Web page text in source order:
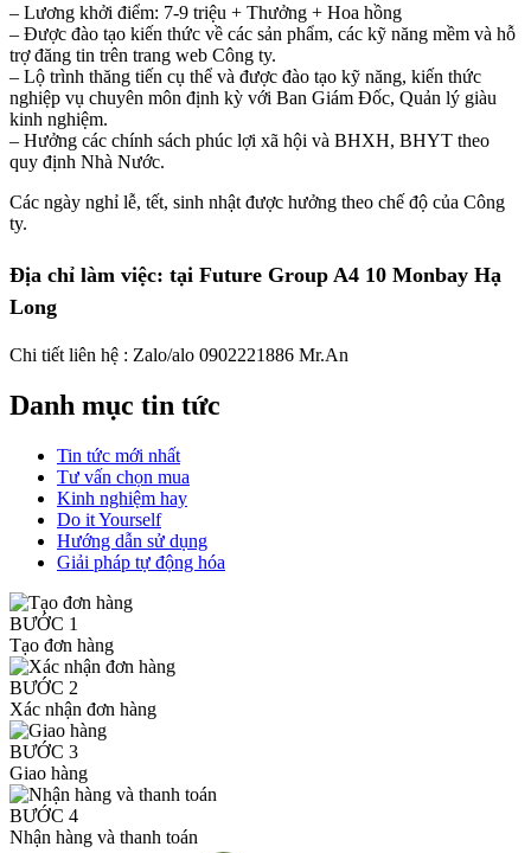
– Lương khởi điểm: 7-9 triệu + Thưởng + Hoa hồng
– Được đào tạo kiến thức về các sản phẩm, các kỹ năng mềm và hỗ
trợ đăng tin trên trang web Công ty.
– Lộ trình thăng tiến cụ thể và được đào tạo kỹ năng, kiến thức
nghiệp vụ chuyên môn định kỳ với Ban Giám Đốc, Quản lý giàu
kinh nghiệm.
– Hưởng các chính sách phúc lợi xã hội và BHXH, BHYT theo
quy định Nhà Nước.
Các ngày nghỉ lễ, tết, sinh nhật được hưởng theo chế độ của Công
ty.
Địa chỉ làm việc: tại Future Group A4 10 Monbay Hạ
Long
Chi tiết liên hệ : Zalo/alo 0902221886 Mr.An
Danh mục tin tức
Tin tức mới nhất
Tư vấn chọn mua
Kinh nghiệm hay
Do it Yourself
Hướng dẫn sử dụng
Giải pháp tự động hóa
BƯỚC 1
Tạo đơn hàng
BƯỚC 2
Xác nhận đơn hàng
BƯỚC 3
Giao hàng
BƯỚC 4
Nhận hàng và thanh toán